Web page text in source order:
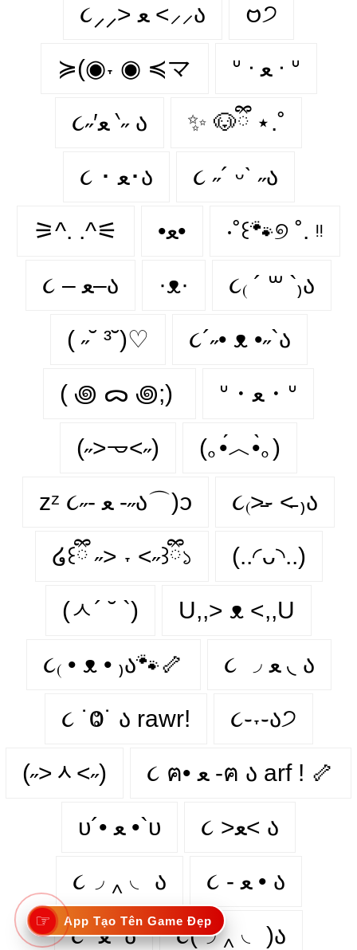
૮⸝⸝> ﻌ <⸝⸝ა 𑄝੭
≽(◉˕ ◉ ≼マ ᐡ ᐧ ﻌ ᐧ ᐡ
૮˶′ﻌ ‵˶ ა ✨ 🐶ྀི ⋆.˚
૮ ･ ﻌ･ა ૮ ˶´ ᵕˋ ˶ა
⚞^. .^⚟ •ﻌ• ‧˚꒰🐾୭ ˚. ᵎᵎ
૮ – ﻌ–ა ·ᴥ· ૮₍ ´ ꒳ `₎ა
( ˶˘ ³˘)♡ ૮´˶• ᴥ •˶`ა
( ꩜ ᯅ ꩜;)⁭ ⁭ ᐡ・ﻌ・ᐡ
(˶˃𐃷˂˶) (｡•́︿•̀｡)
zᶻ ૮˶- ﻌ -˶ა⌒)ᦱ ૮₍˃̵֊ ˂̵ ₎ა
໒꒰ྀི ˶> ˕ <˶꒱ྀི১ (..◜ᴗ◝..)
(ㅅ´ ˘ `) U,,> ᴥ <,,U
૮₍ • ᴥ • ₎ა🐾🦴 ૮ ◞ ﻌ ◟ ა
૮ ˙Ⱉ˙ ა rawr! ૮֊˕֊ა੭
(˶˃ᆺ˂˶) ૮ ฅ• ﻌ -ฅ ა arf ! 🦴
υ´• ﻌ •`υ ૮ >ﻌ< ა
૮◞ ‸ ◟ ა ૮ - ﻌ • ა⁩
૮ ˆﻌˆ ა ૮(◞ ‸ ◟ )ა
☞ App Tạo Tên Game Đẹp